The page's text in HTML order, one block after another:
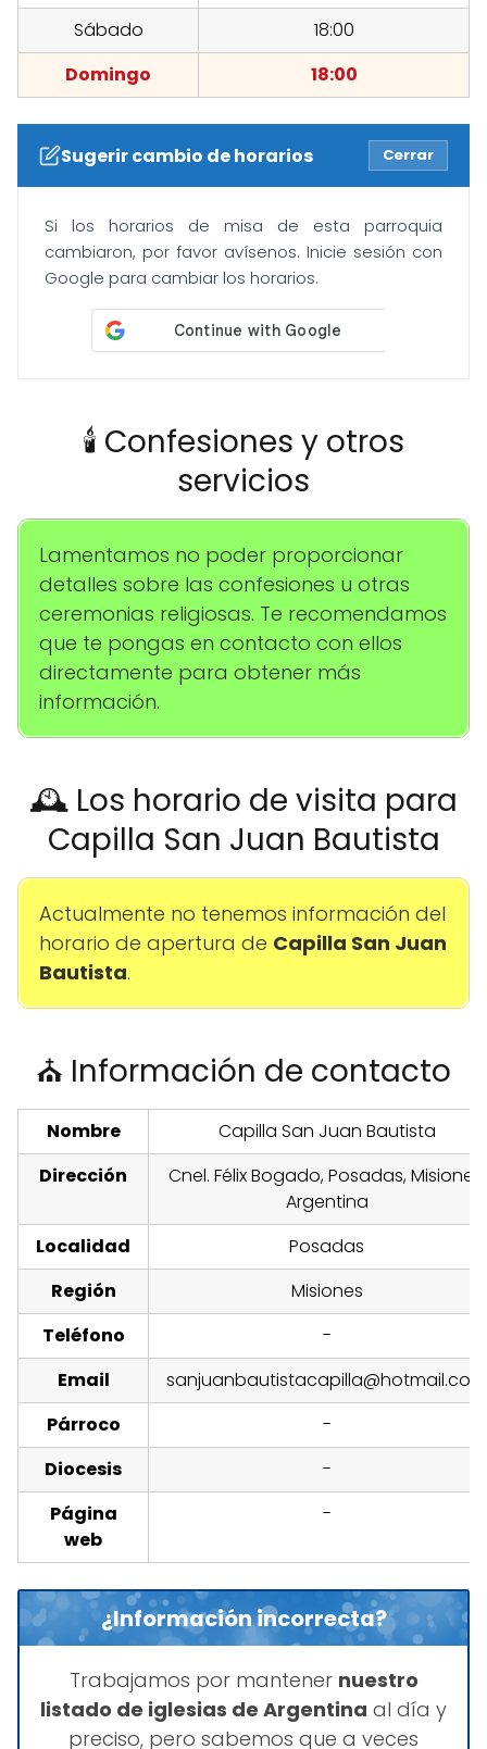
Sábado
18:00
Domingo
18:00
Sugerir cambio de horarios Cerrar
Si los horarios de misa de esta parroquia
cambiaron, por favor avísenos. Inicie sesión con
Google para cambiar los horarios.
🕯️ Confesiones y otros
servicios
Lamentamos no poder proporcionar
detalles sobre las confesiones u otras
ceremonias religiosas. Te recomendamos
que te pongas en contacto con ellos
directamente para obtener más
información.
🕰️ Los horario de visita para
Capilla San Juan Bautista
Actualmente no tenemos información del
horario de apertura de Capilla San Juan
Bautista.
⛪ Información de contacto
Nombre
Capilla San Juan Bautista
Dirección
Cnel. Félix Bogado, Posadas, Misiones,
Argentina
Localidad
Posadas
Región
Misiones
Teléfono
-
Email
sanjuanbautistacapilla@hotmail.com
Párroco
-
Diocesis
-
Página
web
-
¿Información incorrecta?
Trabajamos por mantener nuestro
listado de iglesias de Argentina al día y
preciso, pero sabemos que a veces